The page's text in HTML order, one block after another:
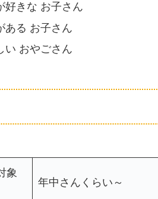
好きな お子さん
ある お子さん
い おやごさん
象
年中さんくらい～